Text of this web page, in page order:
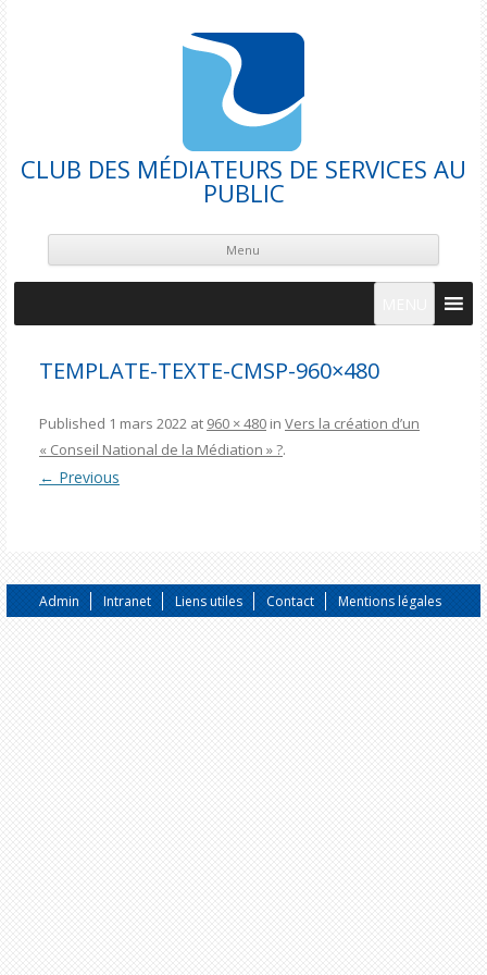
CLUB DES MÉDIATEURS DE SERVICES AU
PUBLIC
Menu
TEMPLATE-TEXTE-CMSP-960×480
Published 1 mars 2022 at 960 × 480 in Vers la création d’un
« Conseil National de la Médiation » ?.
← Previous
Admin Intranet Liens utiles Contact Mentions légales